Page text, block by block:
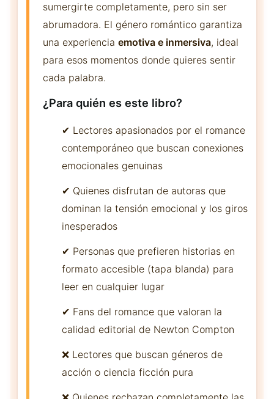
sumergirte completamente, pero sin ser
abrumadora. El género romántico garantiza
una experiencia emotiva e inmersiva, ideal
para esos momentos donde quieres sentir
cada palabra.
¿Para quién es este libro?
✔ Lectores apasionados por el romance
contemporáneo que buscan conexiones
emocionales genuinas
✔ Quienes disfrutan de autoras que
dominan la tensión emocional y los giros
inesperados
✔ Personas que prefieren historias en
formato accesible (tapa blanda) para
leer en cualquier lugar
✔ Fans del romance que valoran la
calidad editorial de Newton Compton
❌ Lectores que buscan géneros de
acción o ciencia ficción pura